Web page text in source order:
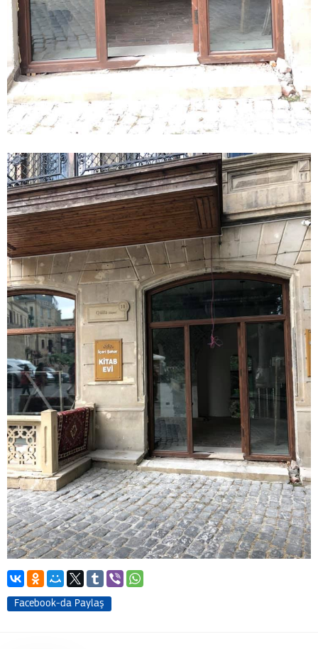
Facebook-da Paylaş